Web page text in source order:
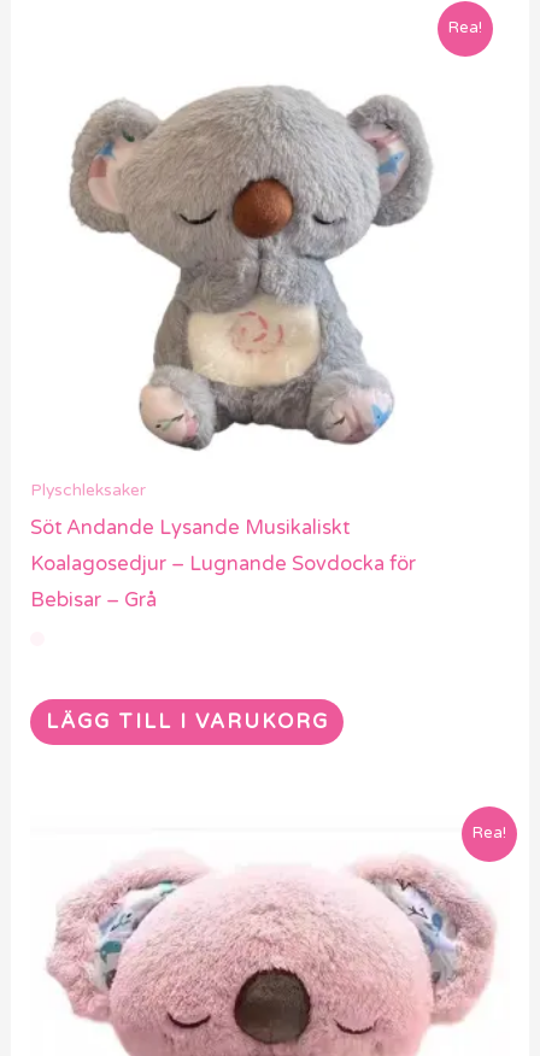
Rea!
Plyschleksaker
Söt Andande Lysande Musikaliskt
Koalagosedjur – Lugnande Sovdocka för
Bebisar – Grå
LÄGG TILL I VARUKORG
Rea!